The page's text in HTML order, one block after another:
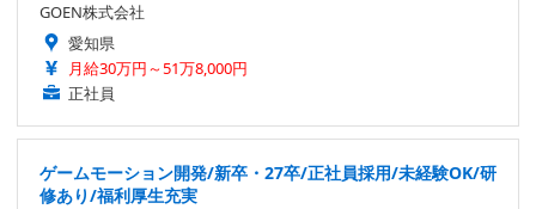
GOEN株式会社
愛知県
月給30万円～51万8,000円
正社員
ゲームモーション開発/新卒・27卒/正社員採用/未経験OK/研
修あり/福利厚生充実